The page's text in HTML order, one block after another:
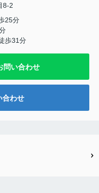
8-2
25分
歩31分
問い合わせ
合わせ